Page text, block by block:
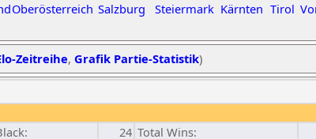
Oberösterreich Salzburg Steiermark Kärnten Tirol
Zeitreihe, Grafik Partie-Statistik)
24 Total Wins: